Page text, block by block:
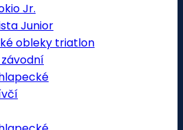
Jr.
Junior
obleky triatlon